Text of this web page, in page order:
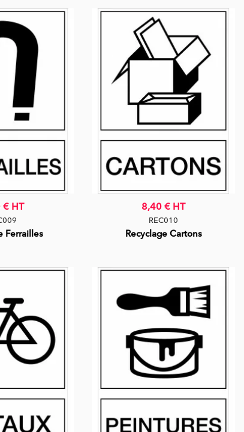
Ferrailles
€ HT
Recyclage Cartons
REC010
8,40 € HT